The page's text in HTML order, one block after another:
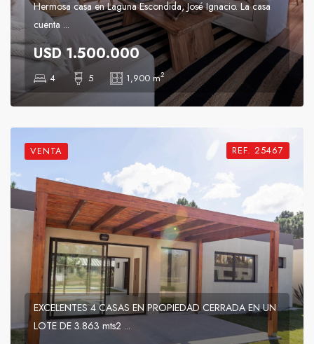
Hermosa casa en Laguna Escondida, José Ignacio. La casa
cuenta ...
USD 1.500.000
4 5 1,900 m2
VENTA REF. 25467
EXCELENTES 4 CASAS EN PROPIEDAD CERRADA EN UN
LOTE DE 3.863 mts2 ...